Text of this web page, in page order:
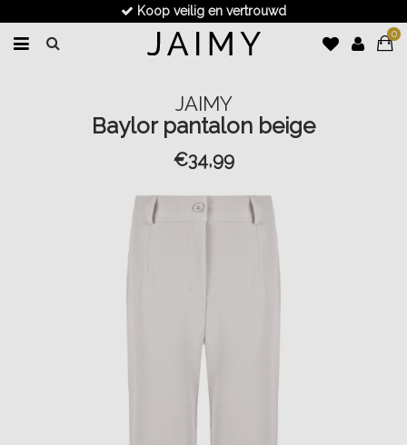
Koop veilig en vertrouwd
0
JAIMY
Baylor pantalon beige
€34,99